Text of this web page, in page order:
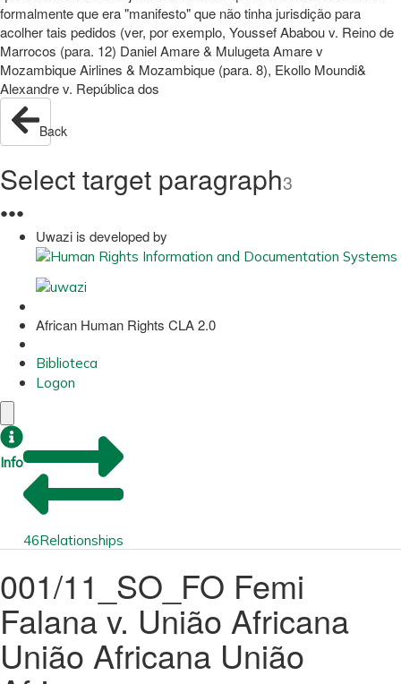
formalmente que era "manifesto" que não tinha jurisdição para
acolher tais pedidos (ver, por exemplo, Youssef Ababou v. Reino de
Marrocos (para. 12) Daniel Amare & Mulugeta Amare v
Mozambique Airlines & Mozambique (para. 8), Ekollo Moundi&
Alexandre v. República dos
Back
Select target paragraph3
●●●
Uwazi is developed by
African Human Rights CLA 2.0
Biblioteca
Logon
Info
46Relationships
001/11_SO_FO Femi
Falana v. União Africana
União Africana União